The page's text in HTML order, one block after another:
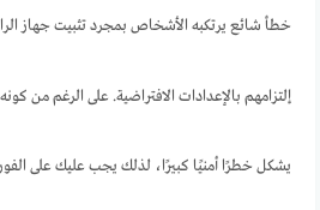
خطأ شائع يرتكبه الأشخاص بمجرد تثبيت جهاز
إلتزامهم بالإعدادات الافتراضية. على الرغم من
يشكل خطرًا أمنيًا كبيرًا، لذلك يجب عليك على